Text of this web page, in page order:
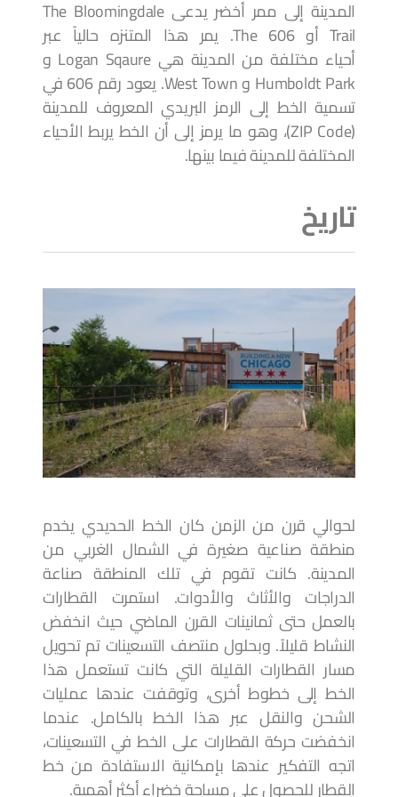
المدينة إلى ممر أخضر يدعى The Bloomingdale
Trail أو The 606. يمر هذا المتنزه حالياً عبر
أحياء مختلفة من المدينة هي Logan Sqaure و
Humboldt Park و West Town. يعود رقم 606 في
تسمية الخط إلى الرمز البريدي المعروف للمدينة
(ZIP Code)، وهو ما يرمز إلى أن الخط يربط الأحياء
المختلفة للمدينة فيما بينها.
تاريخ
لحوالي قرن من الزمن كان الخط الحديدي يخدم
منطقة صناعية صغيرة في الشمال الغربي من
المدينة. كانت تقوم في تلك المنطقة صناعة
الدراجات والأثاث والأدوات. استمرت القطارات
بالعمل حتى ثمانينات القرن الماضي حيث انخفض
النشاط قليلاً. وبحلول منتصف التسعينات تم تحويل
مسار القطارات القليلة التي كانت تستعمل هذا
الخط إلى خطوط أخرى، وتوقفت عندها عمليات
الشحن والنقل عبر هذا الخط بالكامل. عندما
انخفضت حركة القطارات على الخط في التسعينات،
اتجه التفكير عندها بإمكانية الاستفادة من خط
القطار للحصول على مساحة خضراء أكثر أهمية.